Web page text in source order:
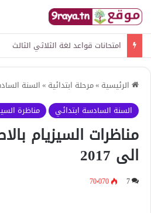
امتحانات قواعد لغة الثلاثي الثالث
الرئيسية »مرحلة ابتدائية »السنة
السنة السادسة ابتدائي
مناظرة
الى 2017
7 70٬070